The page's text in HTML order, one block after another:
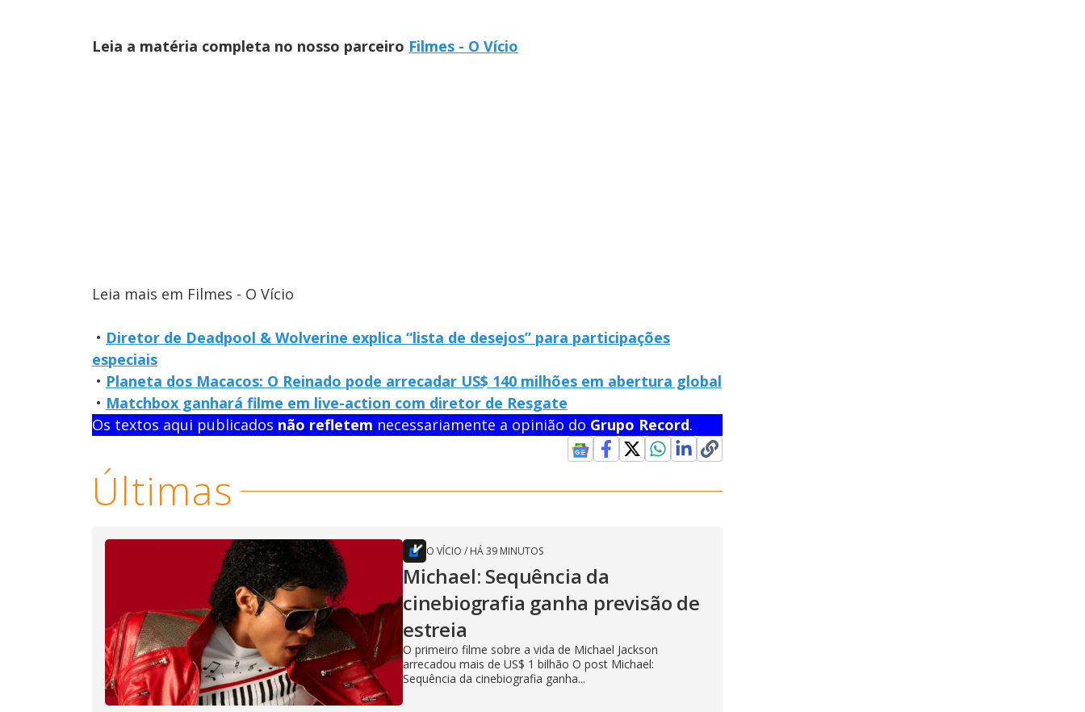
Leia a matéria completa no nosso parceiro Filmes - O Vício
Leia mais em Filmes - O Vício
• Diretor de Deadpool & Wolverine explica “lista de desejos” para participações
especiais
• Planeta dos Macacos: O Reinado pode arrecadar US$ 140 milhões em abertura global
• Matchbox ganhará filme em live-action com diretor de Resgate
Os textos aqui publicados não refletem necessariamente a opinião do Grupo Record.
Últimas
O VÍCIO / HÁ 39 MINUTOS
Michael: Sequência da
cinebiografia ganha previsão de
estreia
O primeiro filme sobre a vida de Michael Jackson
arrecadou mais de US$ 1 bilhão O post Michael:
Sequência da cinebiografia ganha...